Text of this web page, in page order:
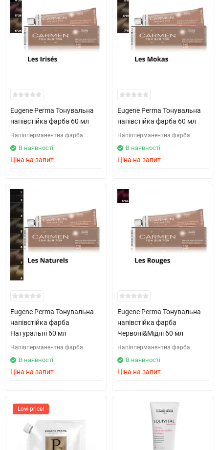
Eugene Perma Тонувальна
напівстійка фарба 60 мл
Напівперманентна фарба
В наявності
Ціна на запит
Eugene Perma Тонувальна
напівстійка фарба 60 мл
Напівперманентна фарба
В наявності
Ціна на запит
Eugene Perma Тонувальна
напівстійка фарба
Натуральні 60 мл
Напівперманентна фарба
В наявності
Ціна на запит
Eugene Perma Тонувальна
напівстійка фарба
Червоні&Мідні 60 мл
Напівперманентна фарба
В наявності
Ціна на запит
Low price!